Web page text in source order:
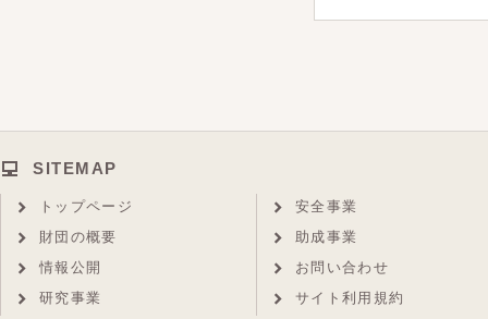
SITEMAP
トップページ
財団の概要
情報公開
研究事業
安全事業
助成事業
お問い合わせ
サイト利用規約